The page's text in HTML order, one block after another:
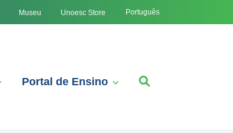
Museu Unoesc Store Português
Portal de Ensino